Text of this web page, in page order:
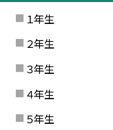
１年生
２年生
３年生
４年生
５年生